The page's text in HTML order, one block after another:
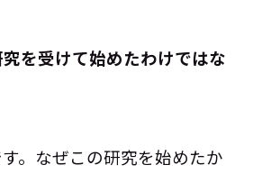
を受けて始めたわけではな
。なぜこの研究を始めたか